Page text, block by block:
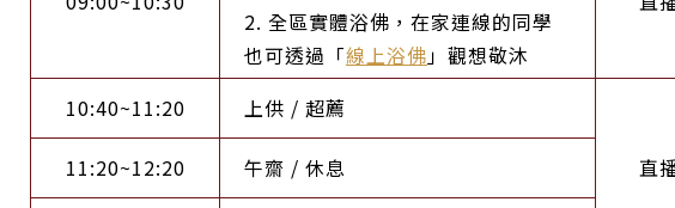
2. 全區實體浴佛，在家連線的同學
也可透過「線上浴佛」觀想敬沐
10:40~11:20 上供 / 超薦
直
11:20~12:20 午齋 / 休息